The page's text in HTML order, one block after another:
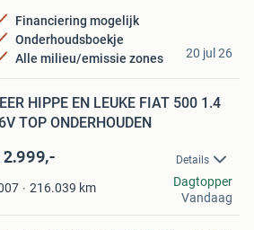
Financiering mogelijk
Onderhoudsboekje
Alle milieu/emissie zones
20 jul 26
HIPPE EN LEUKE FIAT 500 1.4
16V TOP ONDERHOUDEN
Details
216.039 km
Dagtopper
Vandaag